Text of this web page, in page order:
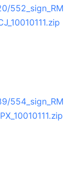
552_sign_RM
554_sign_RM